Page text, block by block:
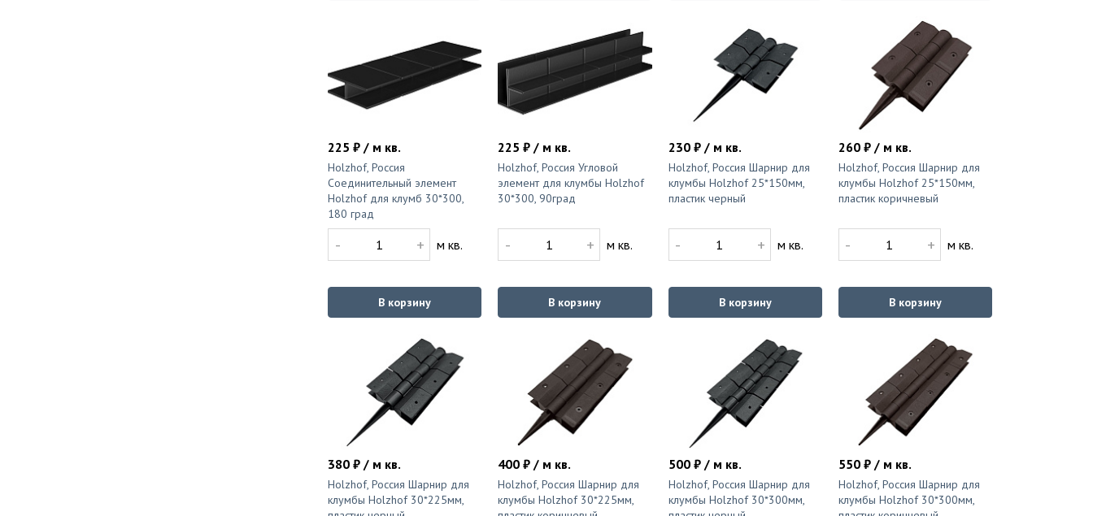
225 ₽ / м кв.
Holzhof, Россия
Соединительный элемент
Holzhof для клумб 30*300,
180 град
- + м кв.
В корзину
225 ₽ / м кв.
Holzhof, Россия Угловой
элемент для клумбы Holzhof
30*300, 90град
- + м кв.
В корзину
230 ₽ / м кв.
Holzhof, Россия Шарнир для
клумбы Holzhof 25*150мм,
пластик черный
- + м кв.
В корзину
260 ₽ / м кв.
Holzhof, Россия Шарнир для
клумбы Holzhof 25*150мм,
пластик коричневый
- + м кв.
В корзину
380 ₽ / м кв.
Holzhof, Россия Шарнир для
клумбы Holzhof 30*225мм,
400 ₽ / м кв.
Holzhof, Россия Шарнир для
клумбы Holzhof 30*225мм,
500 ₽ / м кв.
Holzhof, Россия Шарнир для
клумбы Holzhof 30*300мм,
550 ₽ / м кв.
Holzhof, Россия Шарнир для
клумбы Holzhof 30*300мм,